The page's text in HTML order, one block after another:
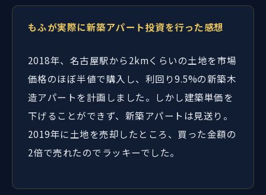
もふが実際に新築アパート投資を行った感想
2018年、名古屋駅から2kmくらいの土地を市場
価格のほぼ半値で購入し、利回り9.5%の新築木
造アパートを計画しました。しかし建築単価を
下げることができず、新築アパートは見送り。
2019年に土地を売却したところ、買った金額の
2倍で売れたのでラッキーでした。